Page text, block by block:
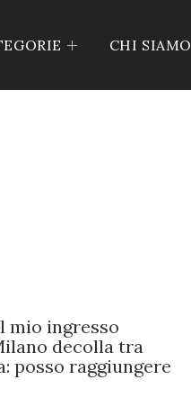
CHI SIAMO
mio ingresso
decolla tra
posso raggiungere